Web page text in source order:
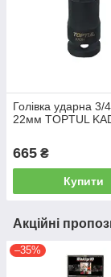
Голівка ударна 3/
22мм TOPTUL
665 ₴
Купити
Акційні
–35%